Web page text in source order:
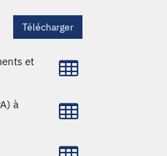
Télécharger
et
à